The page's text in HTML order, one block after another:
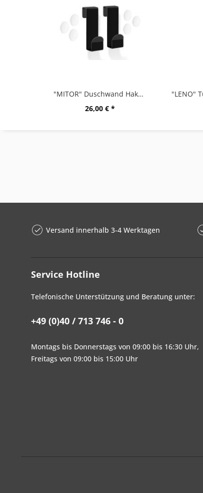
"MITOR" Duschwand Haken, Set/2
26,00 € *
Versand innerhalb 3-4 Werktagen
Service Hotline
Telefonische Unterstützung und Beratung unter:
+49 (0)40 / 713 746 - 0
Montags bis Donnerstags von 09:00 bis 16:30 Uhr,
Freitags von 09:00 bis 15:00 Uhr